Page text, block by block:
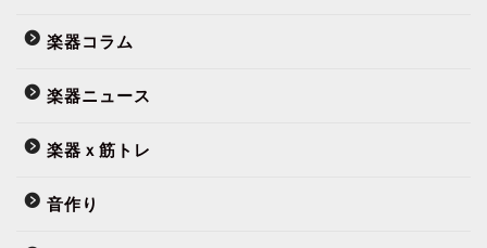
楽器コラム
楽器ニュース
楽器ｘ筋トレ
音作り